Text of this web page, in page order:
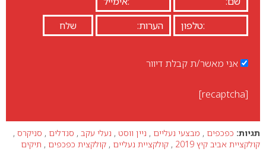
אני מאשר/ת קבלת דיוור
[recaptcha]
תגיות: כפכפים , מבצעי נעליים , ניין ווסט , נעלי עקב , סנדלים , סניקרס ,
קולקציית אביב קיץ 2019
, קולקציית נעליים , קולקצית כפכפים , תיקים